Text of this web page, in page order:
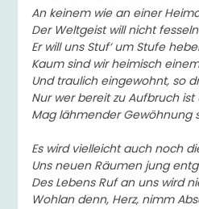
An keinem wie an einer
Der Weltgeist will nicht
Er will uns Stuf‘ um Stufe
Kaum sind wir heimisch
Und traulich eingewohnt, so
Nur wer bereit zu Aufbruch ist
Mag lähmender Gewöhnung
Es wird vielleicht auch noch
Uns neuen Räumen jung
Des Lebens Ruf an uns wird
Wohlan denn, Herz, nimm